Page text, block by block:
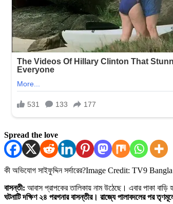
Spread the love
কী অভিযোগ সাইফুদ্দিন সর্দারের?Image Credit: TV9 Bangla
বাসন্তী: আবাস প্রাপকের তালিকায় নাম উঠেছে। এবার পাকা
ঘটনাটি দক্ষিণ ২৪ পরগনার বাসন্তীর। রাজ্যে পালাবদলের পর